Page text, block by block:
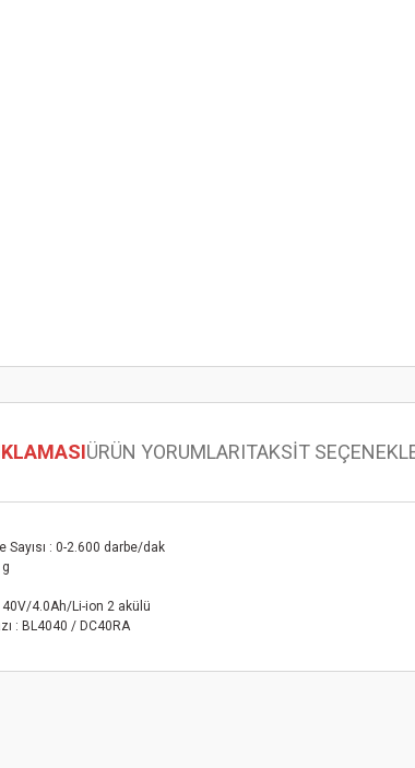
ÜRÜN YORUMLARITAKSİT
Sayısı : 0-2.600 darbe/dak
40V/4.0Ah/Li-ion 2 akülü
: BL4040 / DC40RA